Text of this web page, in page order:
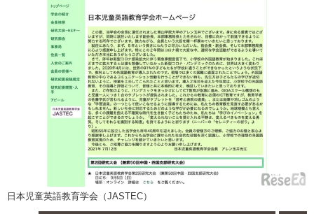
日本児童英語教育学会（JASTEC）